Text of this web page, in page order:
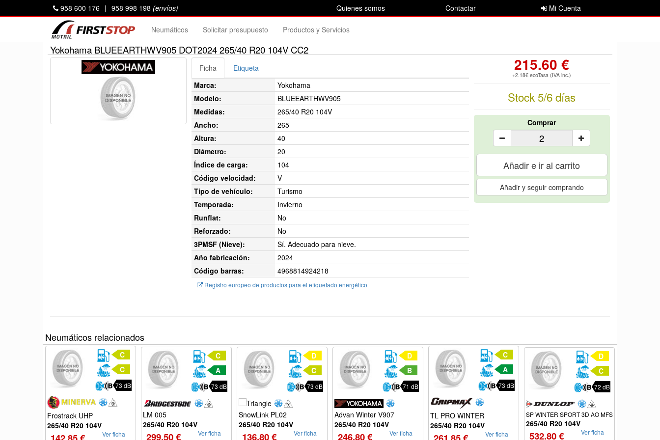
Quienes somos Contactar Mi Cuenta
958 600 176 | 958 998 198 (envíos)
Neumáticos Solicitar presupuesto Productos y Servicios
Yokohama BLUEEARTHWV905 DOT2024 265/40 R20 104V CC2
215.60 €
+2.18€ ecoTasa (IVA inc.)
Stock 5/6 días
Comprar
Añadir e ir al carrito
Añadir y seguir comprando
Ficha
Etiqueta
Marca:
Yokohama
Modelo:
BLUEEARTHWV905
Medidas:
265/40 R20 104V
Ancho:
265
Altura:
40
Diámetro:
20
Índice de carga:
104
Código velocidad:
V
Tipo de vehículo:
Turismo
Temporada:
Invierno
Runflat:
No
Reforzado:
No
3PMSF (Nieve):
Sí. Adecuado para nieve.
Año fabricación:
2024
Código barras:
4968814924218
Registro europeo de productos para el etiquetado energético
Neumáticos relacionados
C
C
73 dB
Frostrack UHP
265/40 R20 104V
Ver ficha
C
A
73 dB
LM 005
265/40 R20 104V
299.50 € Ver ficha
D
C
73 dB
SnowLink PL02
265/40 R20 104V
136.80 € Ver ficha
D
B
71 dB
Advan Winter V907
265/40 R20 104V
246.80 € Ver ficha
C
A
73 dB
TL PRO WINTER
265/40 R20 104V
Ver ficha
D
C
72 dB
SP WINTER SPORT 3D AO MFS
265/40 R20 104V
532.80 € Ver ficha